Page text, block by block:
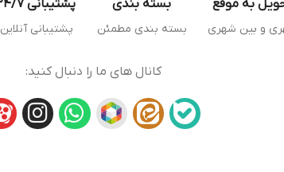
به موقع
و بین شهری
بسته بندی
بسته بندی مطمئن
پشتیبانی 24/7
پشتیبانی آنلاین
کانال های ما را دنبال کنید: